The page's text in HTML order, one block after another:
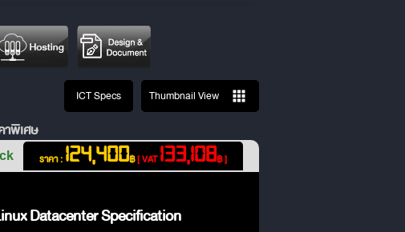
ICT Specs Thumbnail View
าพิเศษ
ราคา : 124,400฿[ VAT133,108฿ ]
Datacenter Specification